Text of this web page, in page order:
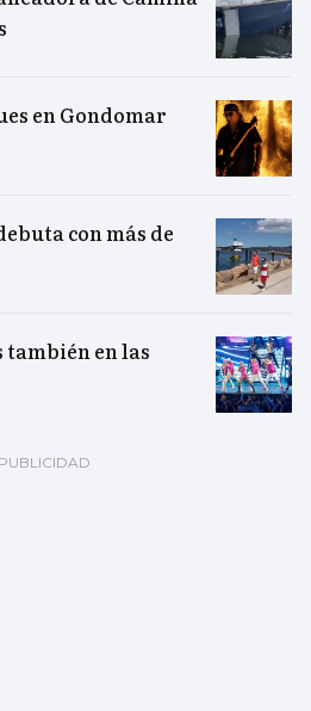
en Gondomar
con más de
en las